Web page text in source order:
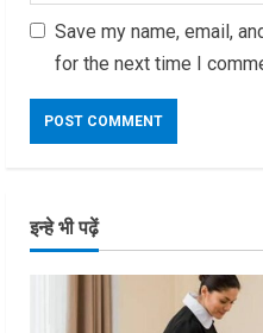
Save my name, email,
for the next time I
इन्हे भी पढ़ें